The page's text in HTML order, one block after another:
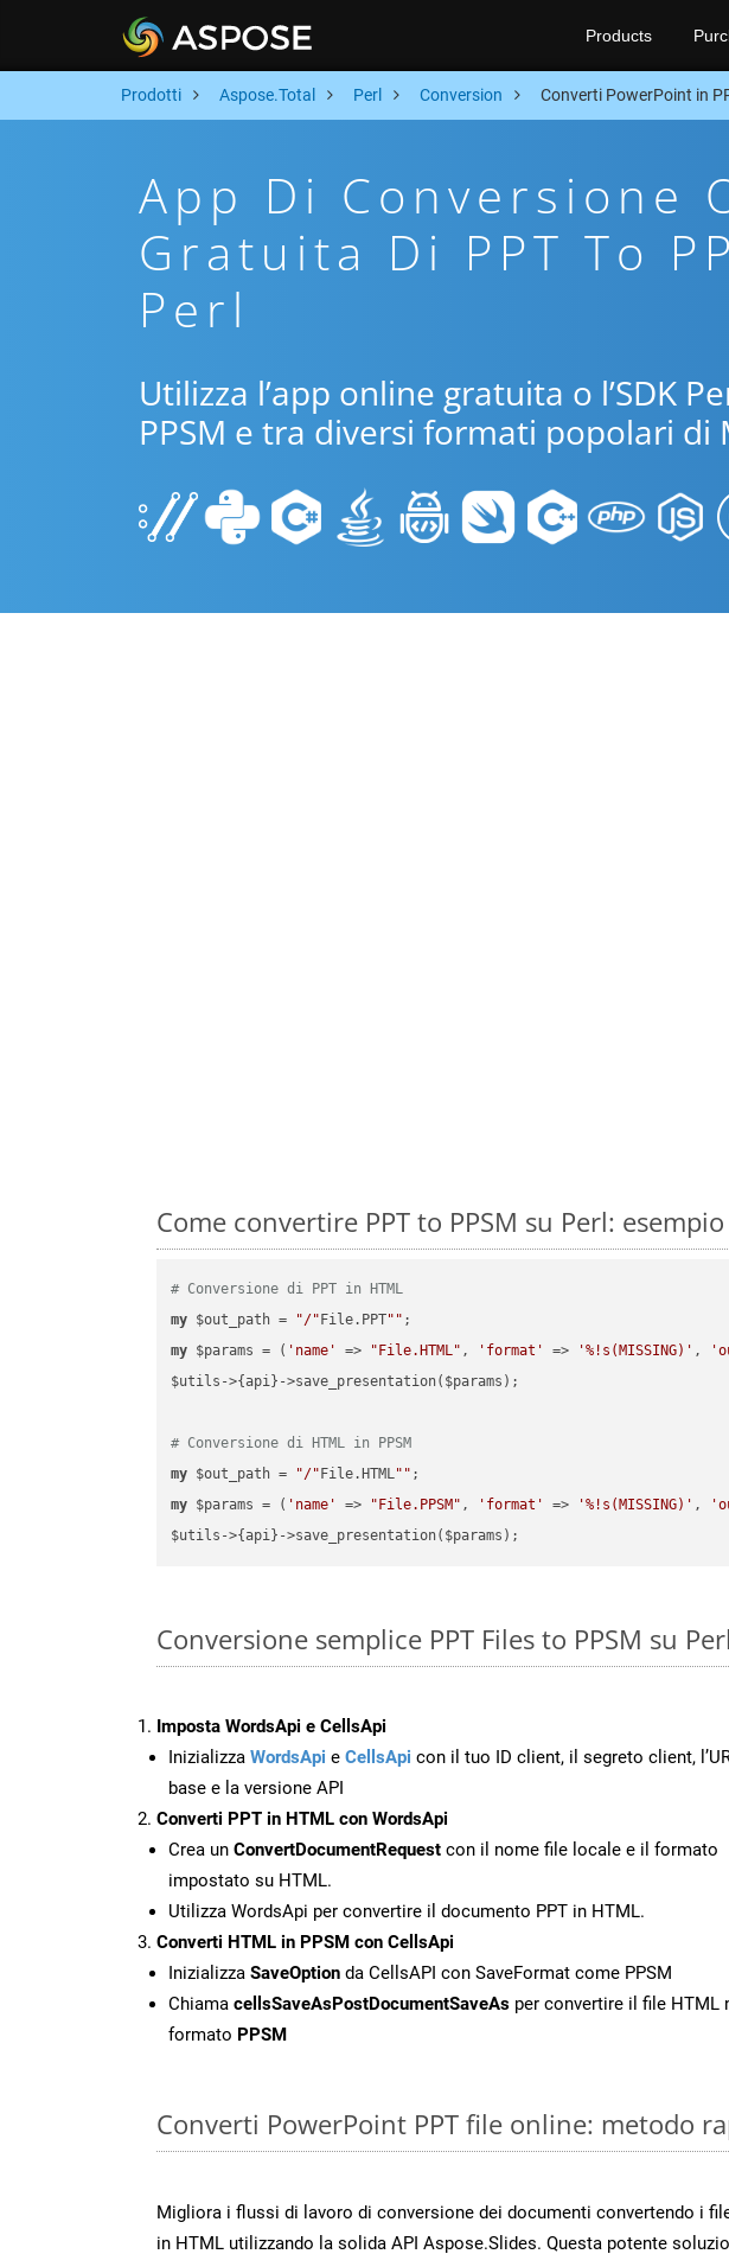
Products
Prodotti Aspose.Total Perl Conversion Converti PowerPoint in
App Di Conversione
Gratuita Di PPT To
Perl
Utilizza l’app online gratuita o l’SDK
PPSM e tra diversi formati popolari di
Come convertire PPT to PPSM su Perl:
# Conversione di PPT in HTML
my $out_path = "/" File.PPT""
my $params = ( 'name' => "File.HTML" , 'format' => '%!s(MISSING)' ,
$utils->{api}->save_presentation($params);
# Conversione di HTML in PPSM
my $out_path = "/" File.HTML""
my $params = ( 'name' => "File.PPSM" , 'format' => '%!s(MISSING)' ,
Conversione semplice PPT Files to PPSM su
Imposta WordsApi e CellsApi
Inizializza WordsApi e CellsApi con il tuo ID client, il segreto client,
base e la versione API
Converti PPT in HTML con WordsApi
Crea un ConvertDocumentRequest con il nome file locale e il formato
impostato su HTML.
Utilizza WordsApi per convertire il documento PPT in HTML.
Converti HTML in PPSM con CellsApi
Inizializza SaveOption da CellsAPI con SaveFormat come PPSM
Chiama cellsSaveAsPostDocumentSaveAs per convertire il file HTML
formato PPSM
Converti PowerPoint PPT file online: metodo
Migliora i flussi di lavoro di conversione dei documenti convertendo i
in HTML utilizzando la solida API Aspose.Slides. Questa potente